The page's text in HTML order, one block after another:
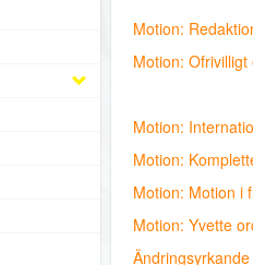
Motion:
Motion:
Motion:
Motion:
Motion: Motion i
Motion: Yvette